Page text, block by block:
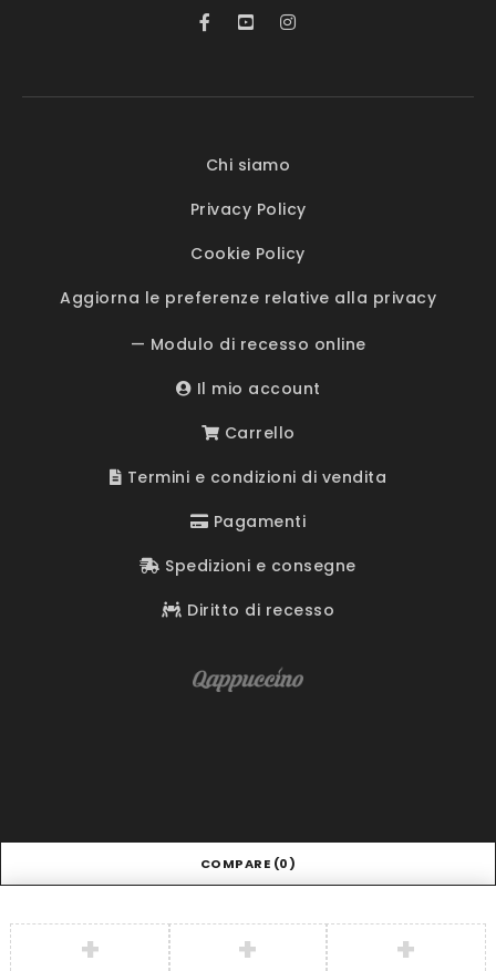
Chi siamo
Privacy Policy
Cookie Policy
Aggiorna le preferenze relative alla privacy
— Modulo di recesso online
Il mio account
Carrello
Termini e condizioni di vendita
Pagamenti
Spedizioni e consegne
Diritto di recesso
COMPARE (0)